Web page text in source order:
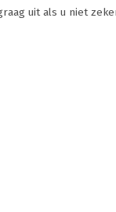
uit als u niet